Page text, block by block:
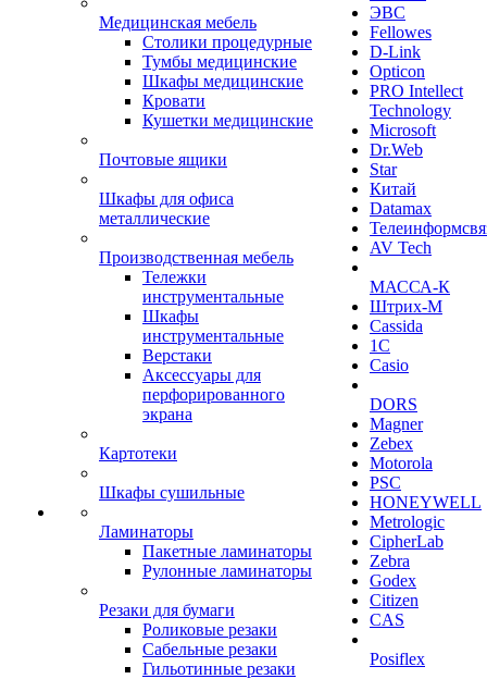
Медицинская мебель
Столики процедурные
Тумбы медицинские
Шкафы медицинские
Кровати
Кушетки медицинские
Почтовые ящики
Шкафы для офиса
металлические
Производственная мебель
Тележки
инструментальные
Шкафы
инструментальные
Верстаки
Аксессуары для
перфорированного
экрана
Картотеки
Шкафы сушильные
Ламинаторы
Пакетные ламинаторы
Рулонные ламинаторы
Резаки для бумаги
Роликовые резаки
Сабельные резаки
Гильотинные резаки
ЭВС
Fellowes
D-Link
Opticon
PRO Intellect
Technology
Microsoft
Dr.Web
Star
Китай
Datamax
AV Tech
МАССА-К
Штрих-М
Cassida
1С
Casio
DORS
Magner
Zebex
Motorola
PSC
HONEYWELL
Metrologic
CipherLab
Zebra
Godex
Citizen
CAS
Posiflex